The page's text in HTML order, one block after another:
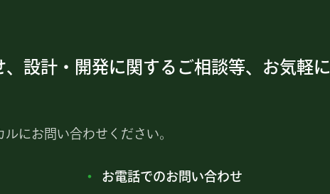
設計・開発に関するご相談等、お気軽に
にお問い合わせください。
お電話でのお問い合わせ